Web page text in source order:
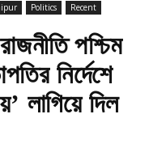
Politics Recent
পশ্চিম
নির্দেশে
লাগিয়ে দিল